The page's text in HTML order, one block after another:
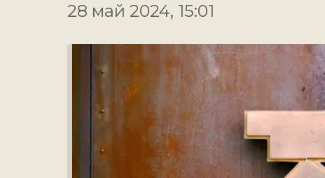
28 май 2024, 15:01